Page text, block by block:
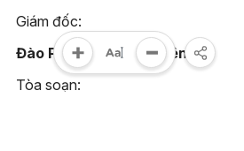
Giám đốc:
Đào Phạm Hoàng Quyên
Tòa soạn: